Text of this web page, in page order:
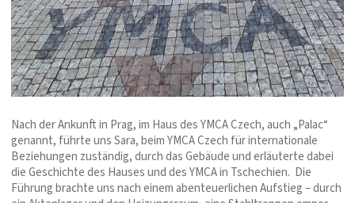
Nach der Ankunft in Prag, im Haus des YMCA Czech, auch „Palac“
genannt, führte uns Sara, beim YMCA Czech für internationale
Beziehungen zuständig, durch das Gebäude und erläuterte dabei
die Geschichte des Hauses und des YMCA in Tschechien. Die
Führung brachte uns nach einem abenteuerlichen Aufstieg – durch